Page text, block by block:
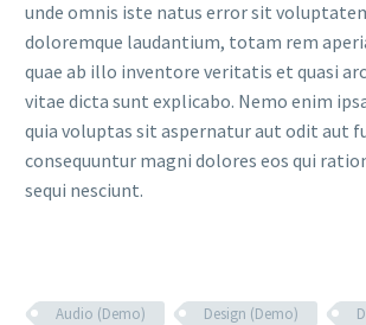
unde omnis iste natus error sit
doloremque laudantium, totam rem
quae ab illo inventore veritatis et quasi
vitae dicta sunt explicabo. Nemo enim
quia voluptas sit aspernatur aut odit aut
consequuntur magni dolores eos qui
sequi nesciunt.
Audio (Demo) Design (Demo)